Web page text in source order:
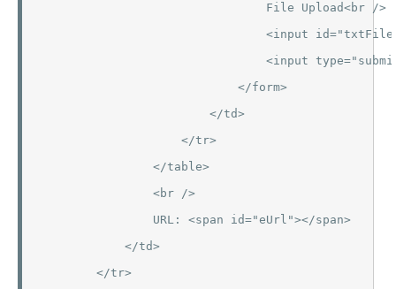
File Upload<br />
<input id="txtFileUpload"
<input type="submit"
</form>
</td>
</tr>
</table>
<br />
URL: <span id="eUrl"></span>
</td>
</tr>